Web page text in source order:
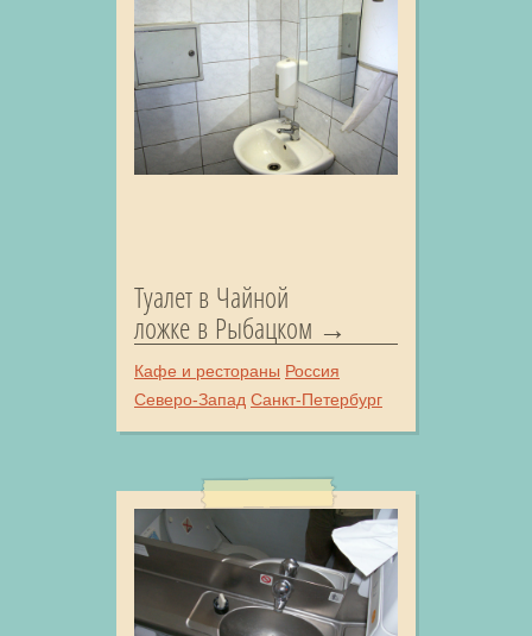
Туалет в Чайной
ложке в Рыбацком
Кафе и рестораны Россия
Северо-Запад Санкт-Петербург